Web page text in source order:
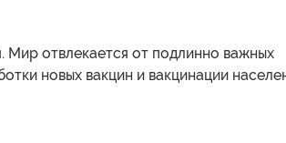
Мир отвлекается от подлинно важных
новых вакцин и вакцинации